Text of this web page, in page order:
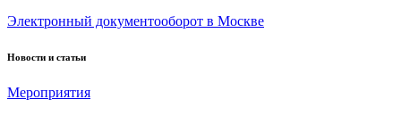
Электронный документооборот в Москве
Новости и статьи
Мероприятия